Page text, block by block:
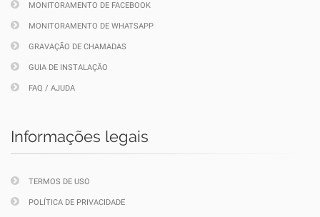
MONITORAMENTO DE FACEBOOK
MONITORAMENTO DE WHATSAPP
GRAVAÇÃO DE CHAMADAS
GUIA DE INSTALAÇÃO
FAQ / AJUDA
Informações legais
TERMOS DE USO
POLÍTICA DE PRIVACIDADE